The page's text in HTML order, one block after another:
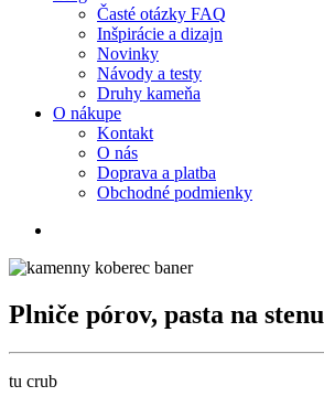
Časté otázky FAQ
Inšpirácie a dizajn
Novinky
Návody a testy
Druhy kameňa
O nákupe
Kontakt
O nás
Doprava a platba
Obchodné podmienky
Plniče pórov, pasta na stenu
tu crub